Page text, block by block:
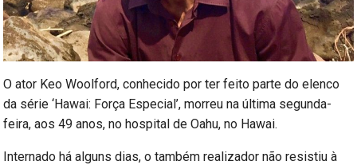
O ator Keo Woolford, conhecido por ter feito parte do elenco
da série ‘Hawai: Força Especial’, morreu na última segunda-
feira, aos 49 anos, no hospital de Oahu, no Hawai.
Internado há alguns dias, o também realizador não resistiu à